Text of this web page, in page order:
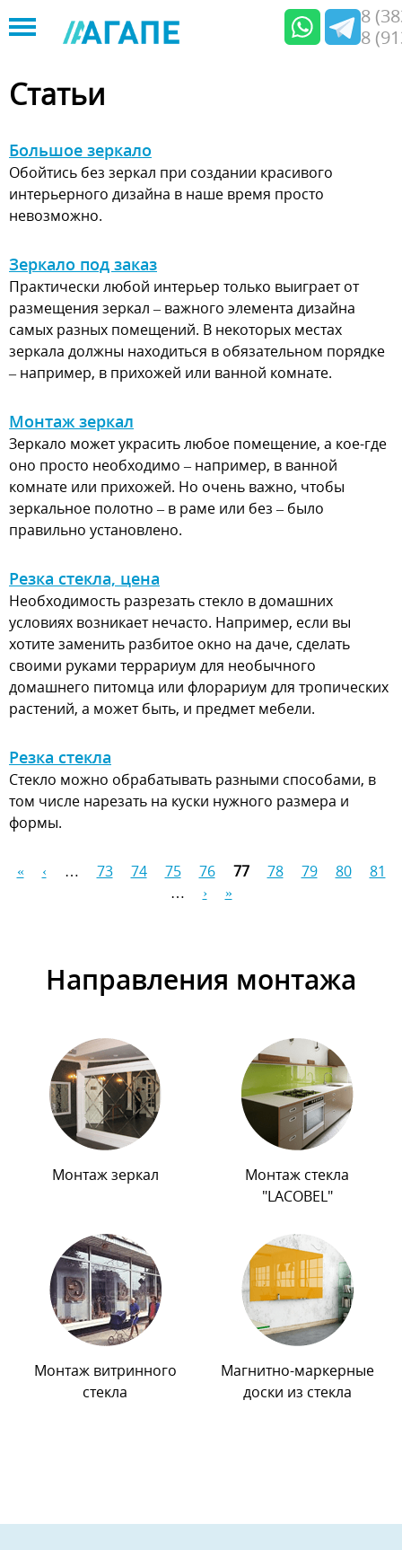
to
navigation
8
8
Статьи
Большое зеркало
Обойтись без зеркал при создании красивого
интерьерного дизайна в наше время просто
невозможно.
Зеркало под заказ
Практически любой интерьер только выиграет от
размещения зеркал – важного элемента дизайна
самых разных помещений. В некоторых местах
зеркала должны находиться в обязательном порядке
– например, в прихожей или ванной комнате.
Монтаж зеркал
Зеркало может украсить любое помещение, а кое-где
оно просто необходимо – например, в ванной
комнате или прихожей. Но очень важно, чтобы
зеркальное полотно – в раме или без – было
правильно установлено.
Резка стекла, цена
Необходимость разрезать стекло в домашних
условиях возникает нечасто. Например, если вы
хотите заменить разбитое окно на даче, сделать
своими руками террариум для необычного
домашнего питомца или флорариум для тропических
растений, а может быть, и предмет мебели.
Резка стекла
Стекло можно обрабатывать разными способами, в
том числе нарезать на куски нужного размера и
формы.
« ‹ … 73 74 75 76 77 78 79 80
81
…
› »
Направления монтажа
Монтаж зеркал
Монтаж стекла
"LACOBEL"
Монтаж витринного
стекла
Магнитно-маркерные
доски из стекла